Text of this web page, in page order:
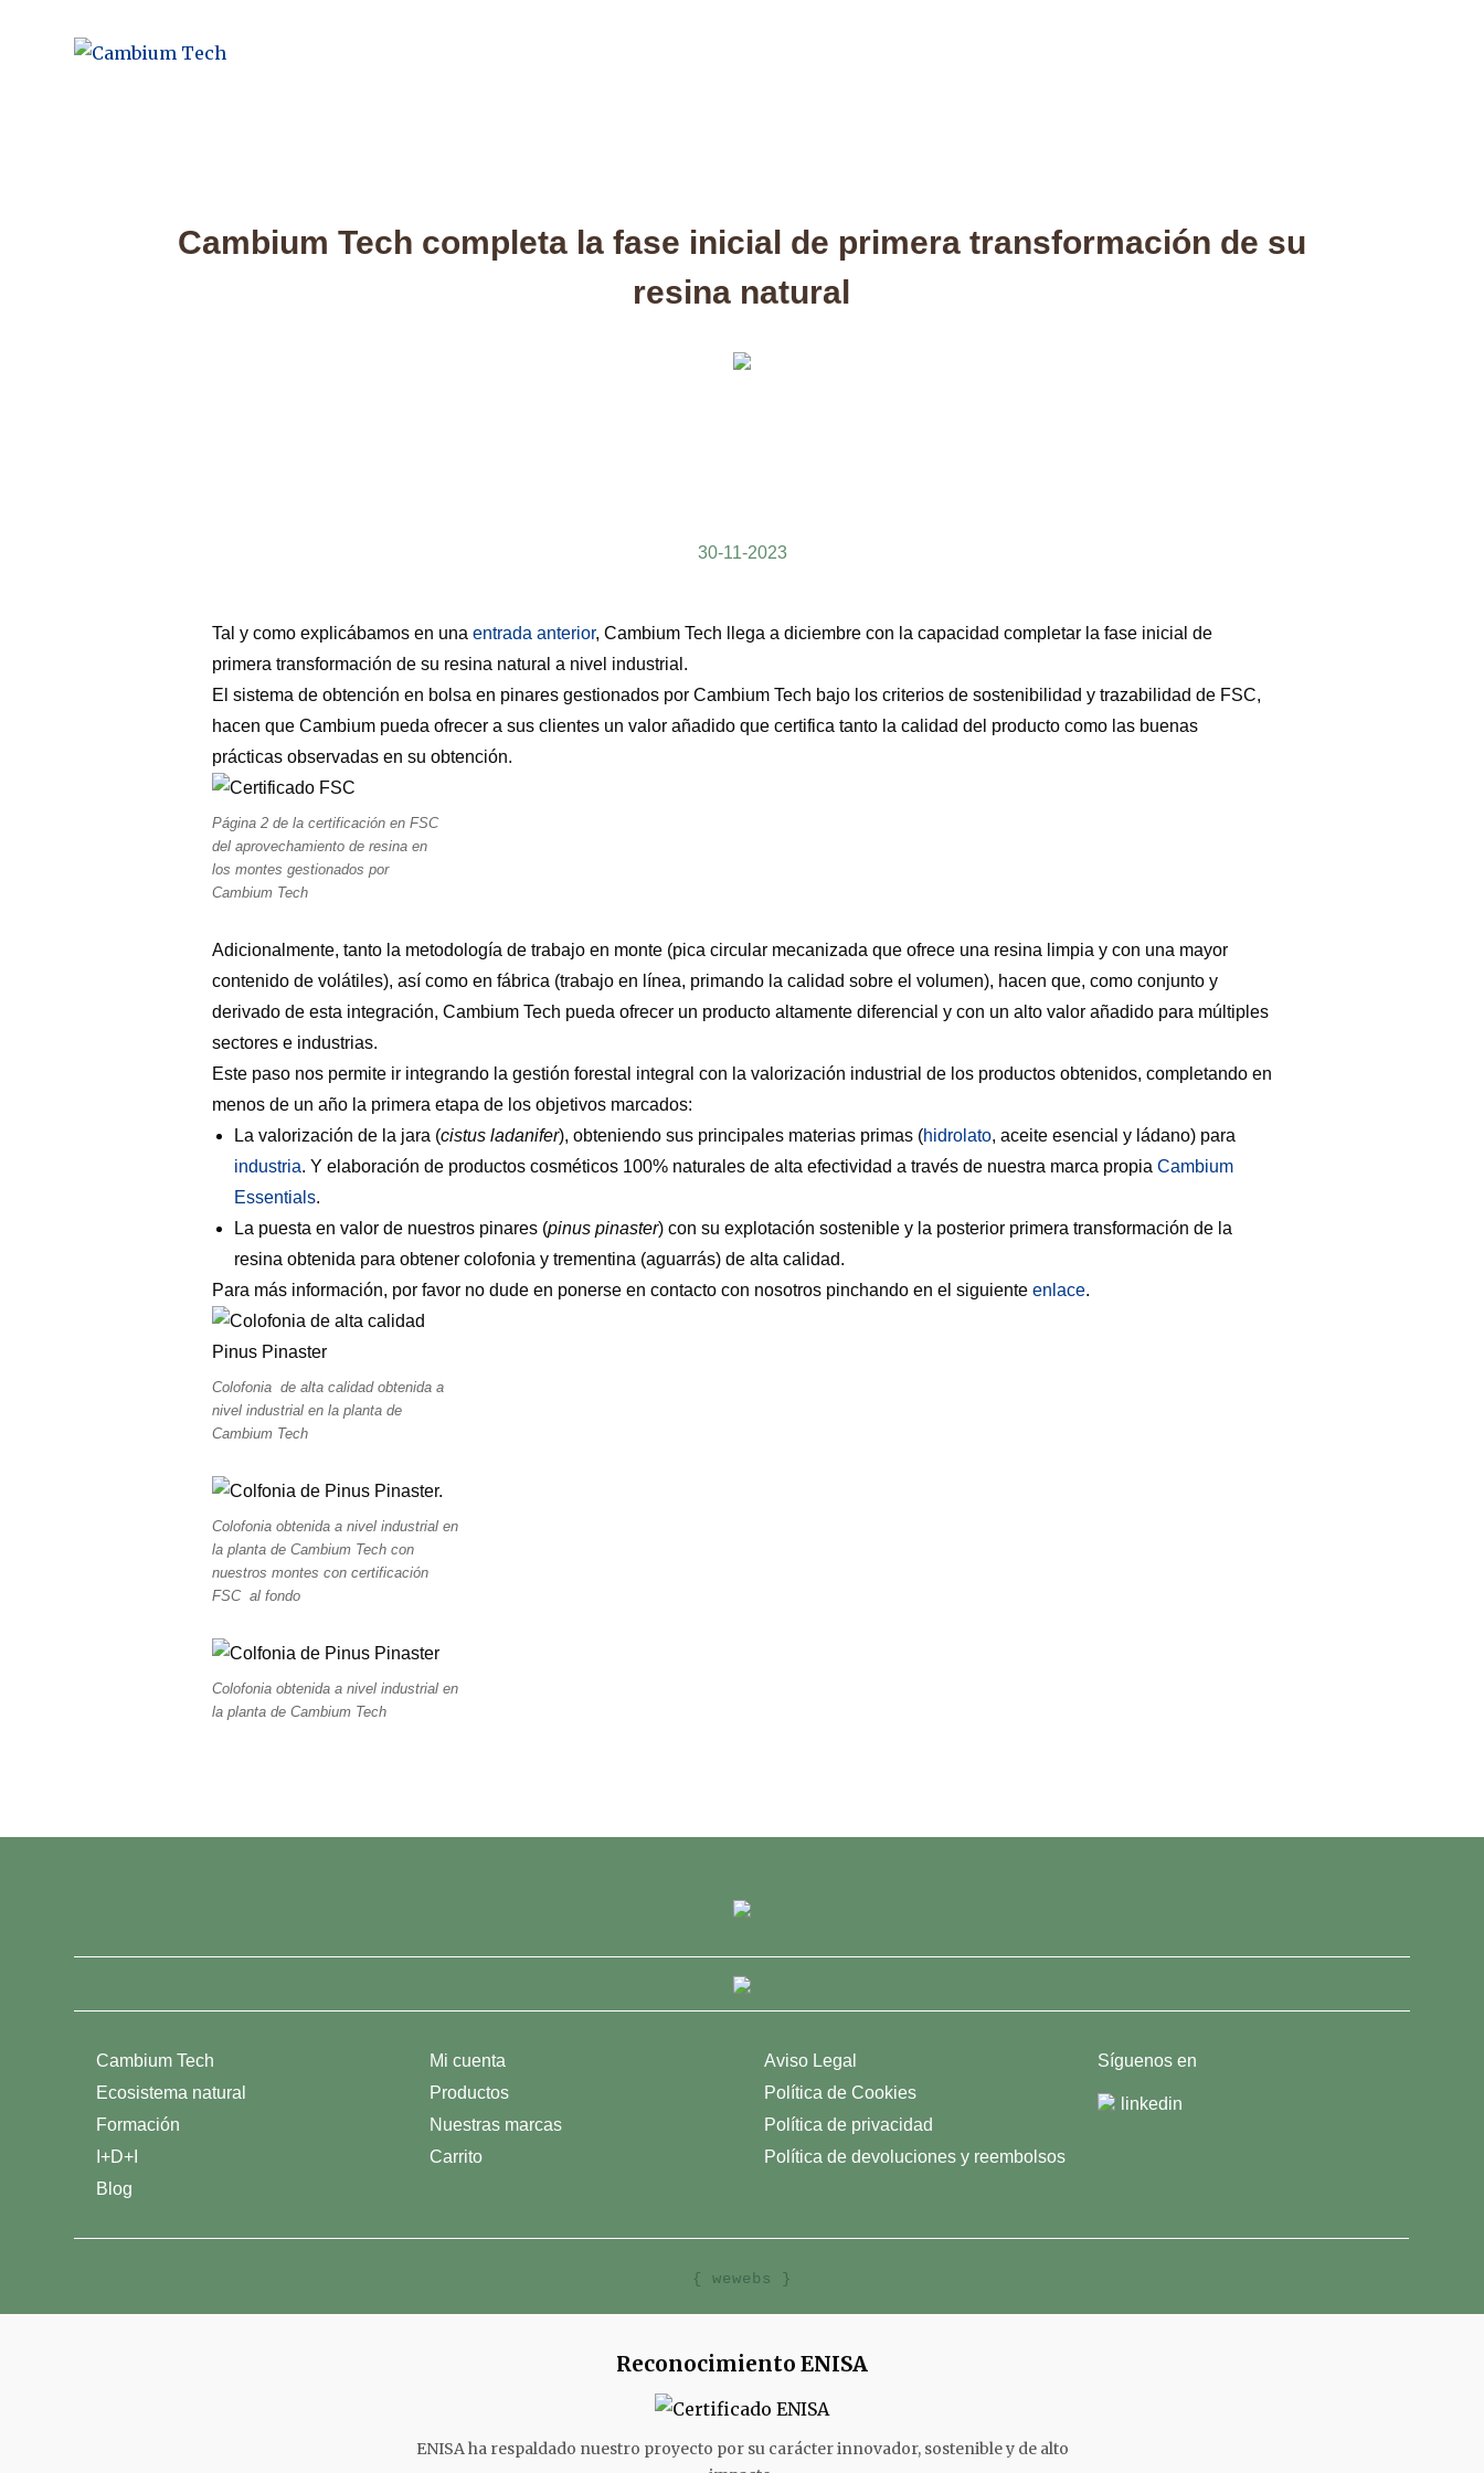
Cambium Tech completa la fase inicial de primera transformación de su
resina natural
30-11-2023
Tal y como explicábamos en una entrada anterior, Cambium Tech llega a diciembre con la capacidad completar la fase inicial de
primera transformación de su resina natural a nivel industrial.
El sistema de obtención en bolsa en pinares gestionados por Cambium Tech bajo los criterios de sostenibilidad y trazabilidad de FSC,
hacen que Cambium pueda ofrecer a sus clientes un valor añadido que certifica tanto la calidad del producto como las buenas
prácticas observadas en su obtención.
Página 2 de la certificación en FSC
del aprovechamiento de resina en
los montes gestionados por
Cambium Tech
Adicionalmente, tanto la metodología de trabajo en monte (pica circular mecanizada que ofrece una resina limpia y con una mayor
contenido de volátiles), así como en fábrica (trabajo en línea, primando la calidad sobre el volumen), hacen que, como conjunto y
derivado de esta integración, Cambium Tech pueda ofrecer un producto altamente diferencial y con un alto valor añadido para múltiples
sectores e industrias.
Este paso nos permite ir integrando la gestión forestal integral con la valorización industrial de los productos obtenidos, completando en
menos de un año la primera etapa de los objetivos marcados:
La valorización de la jara (cistus ladanifer), obteniendo sus principales materias primas (hidrolato, aceite esencial y ládano) para
industria. Y elaboración de productos cosméticos 100% naturales de alta efectividad a través de nuestra marca propia Cambium
Essentials.
La puesta en valor de nuestros pinares (pinus pinaster) con su explotación sostenible y la posterior primera transformación de la
resina obtenida para obtener colofonia y trementina (aguarrás) de alta calidad.
Para más información, por favor no dude en ponerse en contacto con nosotros pinchando en el siguiente enlace.
Colofonia de alta calidad obtenida a
nivel industrial en la planta de
Cambium Tech
Colofonia obtenida a nivel industrial en
la planta de Cambium Tech con
nuestros montes con certificación
FSC al fondo
Colofonia obtenida a nivel industrial en
la planta de Cambium Tech
Cambium Tech
Ecosistema natural
Formación
I+D+I
Blog
Mi cuenta
Productos
Nuestras marcas
Carrito
Aviso Legal
Política de Cookies
Política de privacidad
Política de devoluciones y reembolsos
Síguenos en
linkedin
{ wewebs }
Reconocimiento ENISA
ENISA ha respaldado nuestro proyecto por su carácter innovador, sostenible y de alto